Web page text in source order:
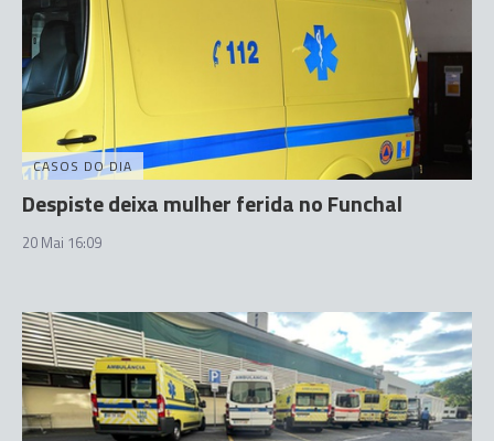
CASOS DO DIA
Despiste deixa mulher ferida no Funchal
20 Mai 16:09